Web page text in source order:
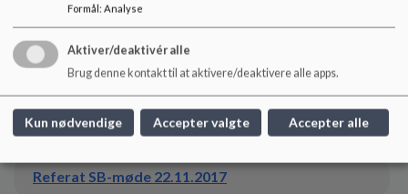
Referat SB-møde 20.2.2018
Referat SB-møde 21.03.2018
Referat SB-møde 22.11.2017
Formål: Analyse
Aktiver/deaktivér alle
Brug denne kontakt til at aktivere/deaktivere alle apps.
Kun nødvendige Accepter valgte Accepter alle